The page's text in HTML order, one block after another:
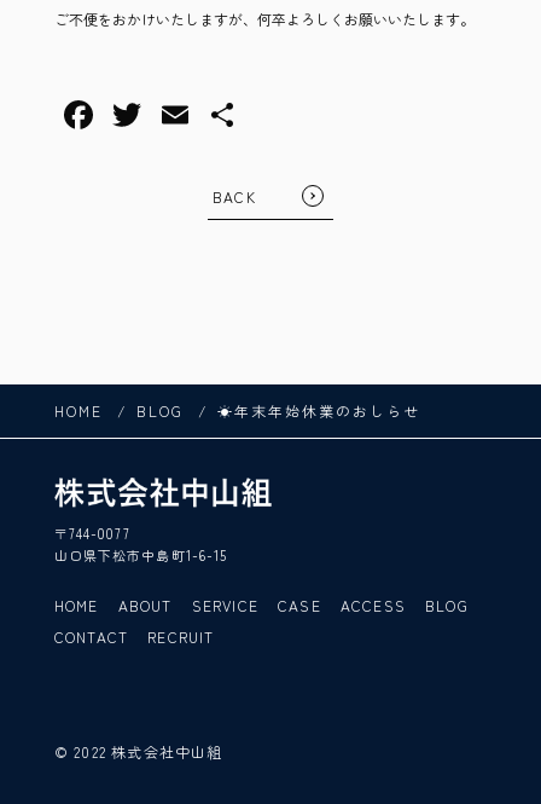
ご不便をおかけいたしますが、何卒よろしくお願いいたします。
BACK
HOME BLOG ☀年末年始休業のおしらせ
〒744-0077
山口県下松市中島町1-6-15
HOME ABOUT SERVICE CASE ACCESS
BLOG
CONTACT
RECRUIT
© 2022 株式会社中山組